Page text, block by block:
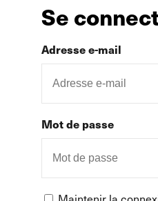
Se
Adresse e-mail
Mot de passe